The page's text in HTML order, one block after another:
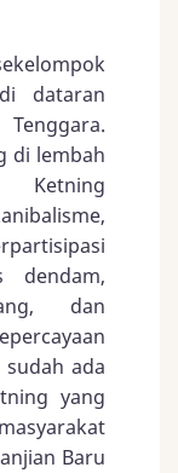
dataran
di lembah
dendam,
dan
ada
yang
Baru